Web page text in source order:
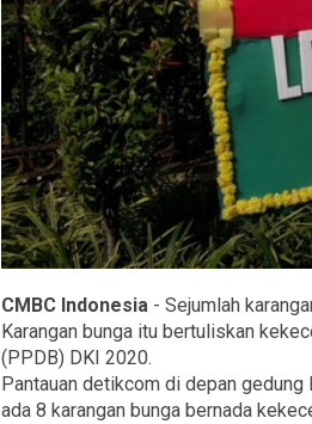
CMBC Indonesia - Sejumlah
Karangan bunga itu bertuliskan
(PPDB) DKI 2020.
Pantauan detikcom di depan
ada 8 karangan bunga bernada